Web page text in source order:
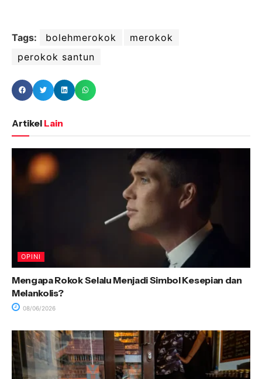
Tags: bolehmerokok
merokok
perokok santun
Artikel Lain
OPINI
Mengapa Rokok Selalu Menjadi Simbol Kesepian dan
Melankolis?
08/06/2026